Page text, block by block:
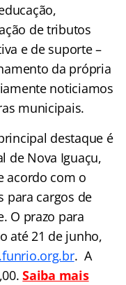
de tributos
e de suporte –
da própria
noticiamos
municipais.
destaque é
de Nova Iguaçu,
acordo com o
para cargos de
O prazo para
até 21 de junho,
. A
Saiba mais